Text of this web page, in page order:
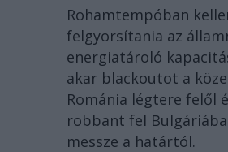
Rohamtempóban
felgyorsítania az
energiatároló
akar blackoutot a
Románia légtere felől
robbant fel
messze a határtól.